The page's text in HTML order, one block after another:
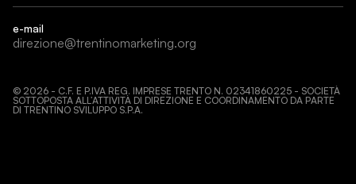
e-mail
direzione@trentinomarketing.org
© 2026 - C.F. E P.IVA REG. IMPRESE TRENTO N. 02341860225 - SOCIETÀ
SOTTOPOSTA ALL’ATTIVITÀ DI DIREZIONE E COORDINAMENTO DA PARTE
DI TRENTINO SVILUPPO S.P.A.